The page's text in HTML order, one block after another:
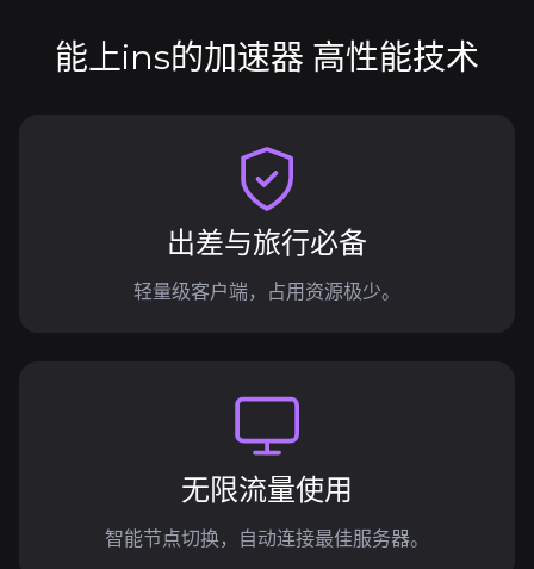
能上ins的加速器 高性能技术
出差与旅行必备
轻量级客户端，占用资源极少。
无限流量使用
智能节点切换，自动连接最佳服务器。